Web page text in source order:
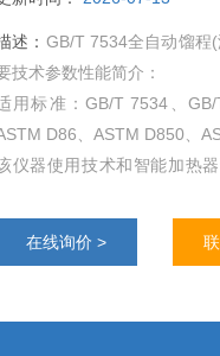
述： GB/T 7534全自动馏程
技术参数性能简介：
用标准：GB/T 7534、GB/
D86、ASTM D850、
仪器使用技术和智能加热
在线询价 >